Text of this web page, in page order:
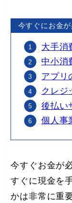
今すぐにお金
大手消
中小消
アプリ
クレジ
後払い
個人事
今すぐお金が
すぐに現金を
かは非常に重